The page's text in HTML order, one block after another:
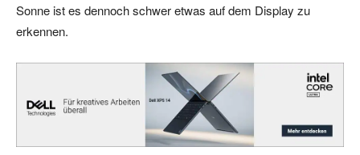
Sonne ist es dennoch schwer etwas auf dem Display zu
erkennen.